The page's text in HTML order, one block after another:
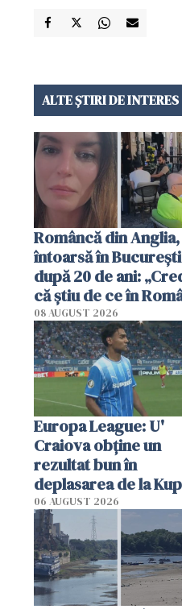
ALTE ȘTIRI DE INTERES
Româncă din Anglia,
întoarsă în București
după 20 de ani:
că știu de ce în
se trăiește mai bine
în Anglia. E
08 AUGUST 2026
Europa League: U'
Craiova obține un
rezultat bun în
deplasarea de la
06 AUGUST 2026